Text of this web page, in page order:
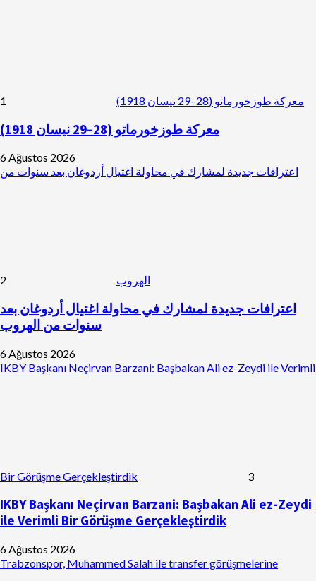
معركة طوزخورماتو (28–29 نيسان 1918) 1
معركة طوزخورماتو (28–29 نيسان 1918)
6 Ağustos 2026
اعترافات جديدة لمشارك في محاولة اغتيال أردوغان بعد سنوات من
الهروب 2
اعترافات جديدة لمشارك في محاولة اغتيال أردوغان بعد
سنوات من الهروب
6 Ağustos 2026
IKBY Başkanı Neçirvan Barzani: Başbakan Ali ez-Zeydi ile Verimli
Bir Görüşme Gerçekleştirdik 3
IKBY Başkanı Neçirvan Barzani: Başbakan Ali ez-Zeydi
ile Verimli Bir Görüşme Gerçekleştirdik
6 Ağustos 2026
Trabzonspor, Muhammed Salah ile transfer görüşmelerine